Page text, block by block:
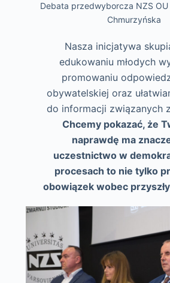
Debata przedwyborcza NZS OU
Chmurzyńska
Nasza inicjatywa
edukowaniu młodych
promowaniu
obywatelskiej oraz
do informacji związanych
Chcemy pokazać, że
naprawdę ma
uczestnictwo w
procesach to nie tylko
obowiązek wobec